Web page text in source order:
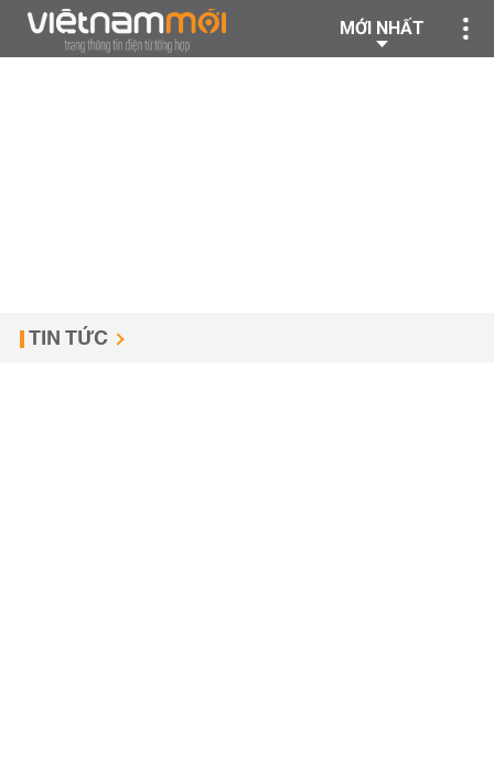
MỚI NHẤT
TIN TỨC